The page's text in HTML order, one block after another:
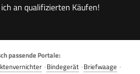
an qualifizierten Käufen!
passende Portale:
·Bindegerät ·Briefwaage ·